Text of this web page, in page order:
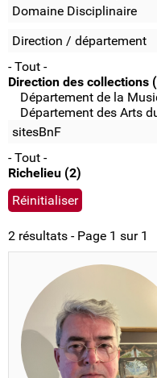
Domaine Disciplinaire
Direction / département
- Tout -
Direction des collections
Département de la
Département des Arts
sitesBnF
- Tout -
Richelieu (2)
2 résultats - Page 1 sur 1